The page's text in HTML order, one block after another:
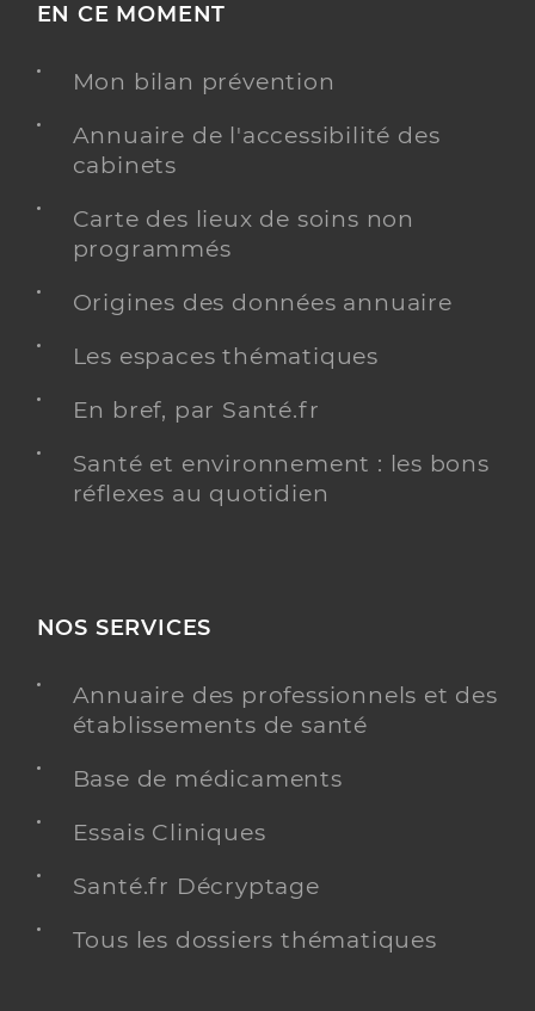
EN CE MOMENT
Mon bilan prévention
Annuaire de l'accessibilité des
cabinets
Carte des lieux de soins non
programmés
Origines des données annuaire
Les espaces thématiques
En bref, par Santé.fr
Santé et environnement : les bons
réflexes au quotidien
NOS SERVICES
Annuaire des professionnels et des
établissements de santé
Base de médicaments
Essais Cliniques
Santé.fr Décryptage
Tous les dossiers thématiques